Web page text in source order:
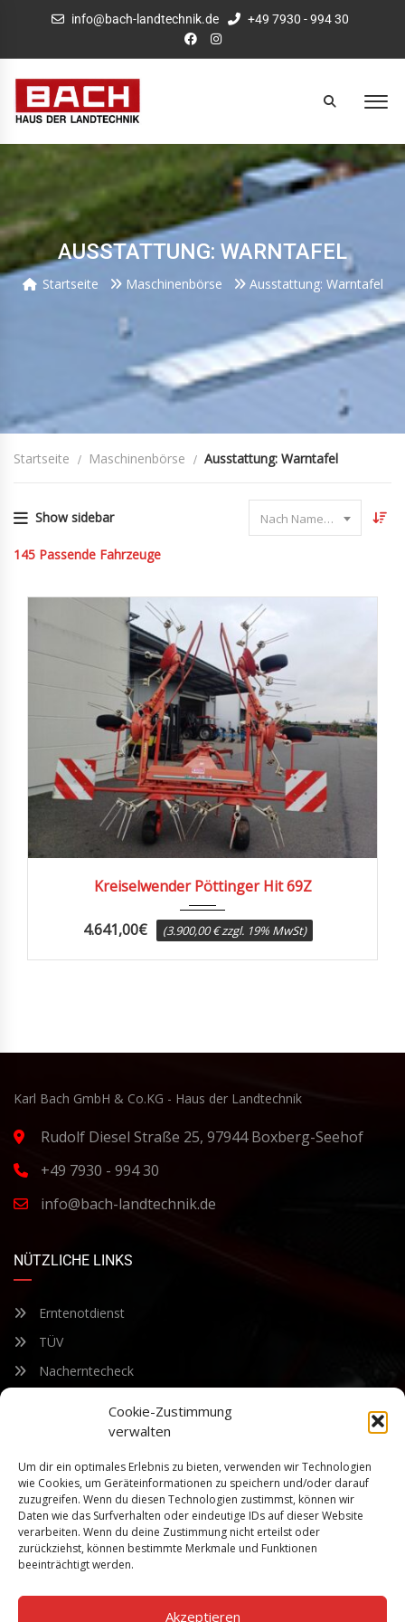
Cookie-Zustimmung
verwalten
Um dir ein optimales Erlebnis zu bieten, verwenden wir Technologien
wie Cookies, um Geräteinformationen zu speichern und/oder darauf
zuzugreifen. Wenn du diesen Technologien zustimmst, können wir
Daten wie das Surfverhalten oder eindeutige IDs auf dieser Website
verarbeiten. Wenn du deine Zustimmung nicht erteilst oder
zurückziehst, können bestimmte Merkmale und Funktionen
beeinträchtigt werden.
Akzeptieren
info@bach-landtechnik.de +49 7930 - 994 30
AUSSTATTUNG: WARNTAFEL
Startseite Maschinenbörse Ausstattung: Warntafel
Startseite Maschinenbörse Ausstattung: Warntafel
Show sidebar Nach Name sortieren
145 Passende Fahrzeuge
Kreiselwender Pöttinger Hit 69Z
4.641,00€ (3.900,00 € zzgl. 19% MwSt)
Karl Bach GmbH & Co.KG - Haus der Landtechnik
Rudolf Diesel Straße 25, 97944 Boxberg-Seehof
+49 7930 - 994 30
info@bach-landtechnik.de
NÜTZLICHE LINKS
Erntenotdienst
TÜV
Nacherntecheck
FÜR UNSEREN NEWSLETTER ANMELDEN
Bleiben Sie auf dem Laufenden über unsere sich ständig
weiterentwickelnden Produkteigenschaften und Technologien.
Geben Sie Ihre E-Mail-Adresse ein und abonnieren Sie unseren
Newsletter.